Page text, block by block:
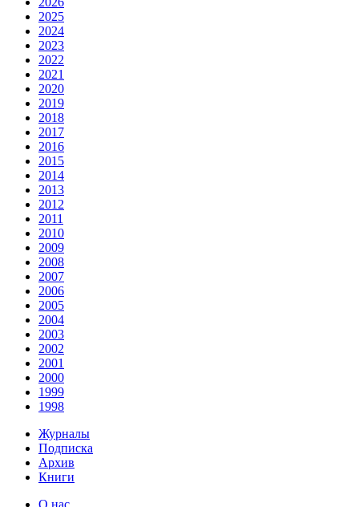
2025
2024
2023
2022
2021
2020
2019
2018
2017
2016
2015
2014
2013
2012
2011
2010
2009
2008
2007
2006
2005
2004
2003
2002
2001
2000
1999
1998
Журналы
Подписка
Архив
Книги
О нас